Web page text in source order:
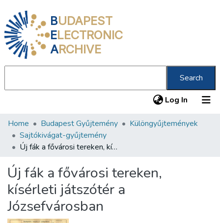
BUDAPEST
ELECTRONIC
ARCHIVE
Search
Log In (current)
Communities & Collections
All of DSpace
Statistics
About us
Home Budapest Gyűjtemény
Különgyűjtemények
Sajtókivágat-gyűjtemény
Új fák a fővárosi tereken, kísérleti játszótér a Józsefvárosban
Új fák a fővárosi tereken,
kísérleti játszótér a
Józsefvárosban